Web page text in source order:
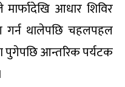
आधार शिविर
गर्न थालेपछि चहलपहल
पुगेपछि आन्तरिक पर्यटक